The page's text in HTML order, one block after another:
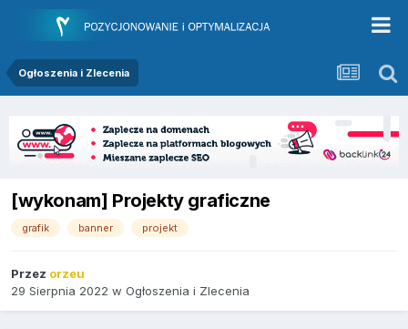
Ogłoszenia i Zlecenia
[wykonam] Projekty graficzne
grafik banner projekt
Przez orzeu
29 Sierpnia 2022 w Ogłoszenia i Zlecenia